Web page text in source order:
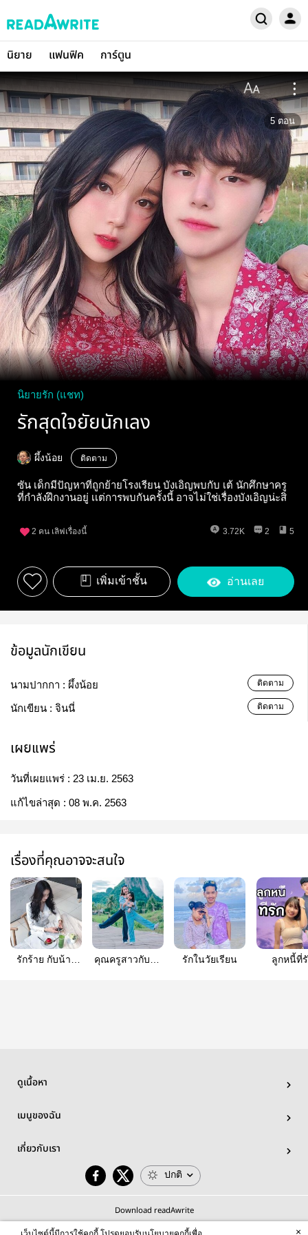
นิยาย แฟนฟิค การ์ตูน
5 ตอน
นิยายรัก (แชท)
รักสุดใจยัยนักเลง
ผึ้งน้อย ติดตาม
ซัน เด็กมีปัญหาที่ถูกย้ายโรงเรียน บังเอิญพบกับ เต้ นักศึกษาครู
ที่กำลังฝึกงานอยู่ เเต่การพบกันครั้งนี้ อาจไม่ใช่เรื่องบังเอิญน่ะสิ
2 คน เลิฟเรื่องนี้ 3.72K 2 5
เพิ่มเข้าชั้น อ่านเลย
ข้อมูลนักเขียน
นามปากกา : ผึ้งน้อย ติดตาม
นักเขียน : จินนี่ ติดตาม
เผยแพร่
วันที่เผยแพร่ : 23 เม.ย. 2563
แก้ไขล่าสุด : 08 พ.ค. 2563
เรื่องที่คุณอาจจะสนใจ
รักร้าย กับน้าย
คุณครูสาวกับพ่อ
รักในวัยเรียน ลูกหนี้ที่
ดูเนื้อหา
เมนูของฉัน
เกี่ยวกับเรา
ปกติ
Download readAwrite
×